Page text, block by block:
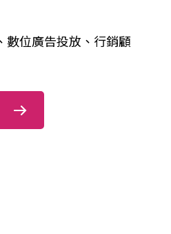
數位廣告投放、行銷顧